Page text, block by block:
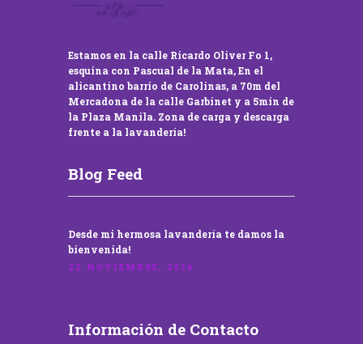
Estamos en la calle Ricardo Oliver Fo 1,
esquina con Pascual de la Mata, En el
alicantino barrio de Carolinas, a 70m del
Mercadona de la calle Garbinet y a 5min de
la Plaza Manila. Zona de carga y descarga
frente a la lavandería!
Blog Feed
Desde mi hermosa lavandería te damos la
bienvenida!
22 NOVIEMBRE, 2016
Información de Contacto